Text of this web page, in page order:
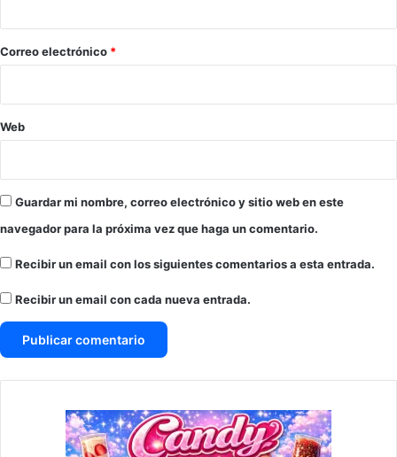
*
Correo electrónico *
Web
Guardar mi nombre, correo electrónico y sitio web en este
navegador para la próxima vez que haga un comentario.
Recibir un email con los siguientes comentarios a esta entrada.
Recibir un email con cada nueva entrada.